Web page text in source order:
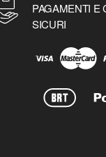
PAGAMENTI E
SICURI